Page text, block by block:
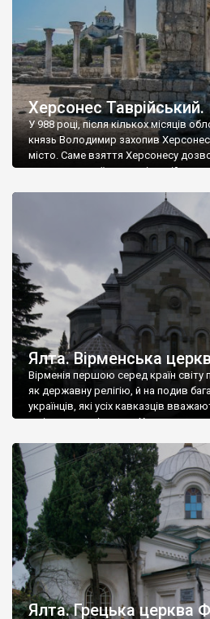
Херсонес
У 988 році, після кількох місяців
князь Володимир захопив Херсонес,
місто. Саме взяття Херсонесу
диктувати свої умови
Херсонесі Володимир-язичник,
А потім було Хрещення Русі. На
Ялта. Вірменська
Вірменія першою серед країн світу
як державну релігію, й на подив
українців, які усіх кавказців
є відданими вірянами Христа
Ялта. Грецька церква